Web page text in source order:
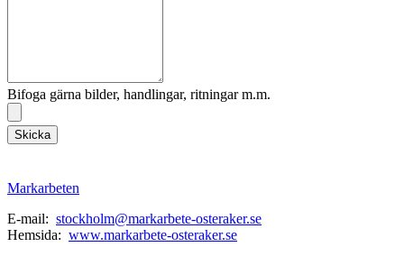
Bifoga gärna bilder, handlingar, ritningar m.m.
Skicka
Markarbeten
E-mail: stockholm@markarbete-osteraker.se
Hemsida: www.markarbete-osteraker.se